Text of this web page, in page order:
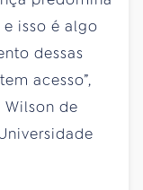
e isso é algo
dessas
acesso”,
de